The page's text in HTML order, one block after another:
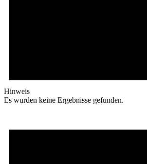
Hinweis
Es wurden keine Ergebnisse gefunden.